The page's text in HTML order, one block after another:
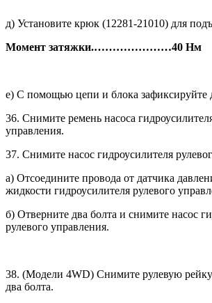
д) Установите крюк (12281-21010) для
Момент затяжки.…………………40 Нм
е) С помощью цепи и блока зафик­сируйте
36. Снимите ремень насоса
управления.
37. Снимите насос гидроусилителя
а) Отсоедините провода от датчика
жидкости гидро­усилителя рулевого
б) Отверните два болта и снимите насос
рулевого управления.
38. (Модели 4WD) Снимите рулевую
два болта.